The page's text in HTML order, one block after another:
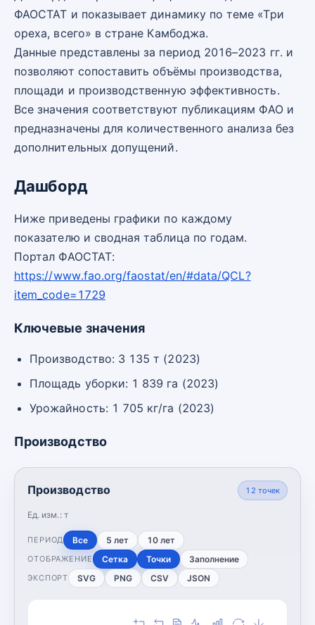
ФАОСТАТ и показывает динамику по теме «Три
ореха, всего» в стране Камбоджа.
Данные представлены за период 2016–2023 гг. и
позволяют сопоставить объёмы производства,
площади и производственную эффективность.
Все значения соответствуют публикациям ФАО и
предназначены для количественного анализа без
дополнительных допущений.
Дашборд
Ниже приведены графики по каждому
показателю и сводная таблица по годам.
Портал ФАОСТАТ:
https://www.fao.org/faostat/en/#data/QCL?
item_code=1729
Ключевые значения
Производство: 3 135 т (2023)
Площадь уборки: 1 839 га (2023)
Урожайность: 1 705 кг/га (2023)
Производство
Производство
Ед. изм.: т
12 точек
ПЕРИОД Все 5 лет 10 лет
ОТОБРАЖЕНИЕ Сетка Точки Заполнение
ЭКСПОРТ SVG PNG CSV JSON